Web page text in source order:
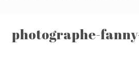
photographe-